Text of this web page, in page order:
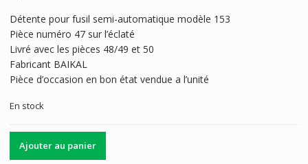
Détente pour fusil semi-automatique modèle 153
Pièce numéro 47 sur l’éclaté
Livré avec les pièces 48/49 et 50
Fabricant BAIKAL
Pièce d’occasion en bon état vendue a l’unité
En stock
de
Ajouter au panier